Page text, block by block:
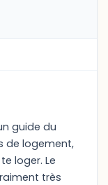
guide du
de logement,
loger. Le
très